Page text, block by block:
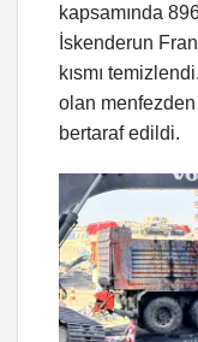
kapsamında
İskenderun
kısmı
olan menfezden
bertaraf edildi.